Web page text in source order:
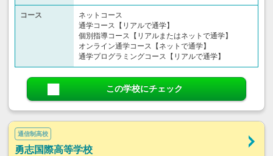
コース
ネットコース
通学コース【リアルで通学】
個別指導コース【リアルまたはネットで通学】
オンライン通学コース【ネットで通学】
通学プログラミングコース【リアルで通学】
この学校にチェック
通信制高校
勇志国際高等学校